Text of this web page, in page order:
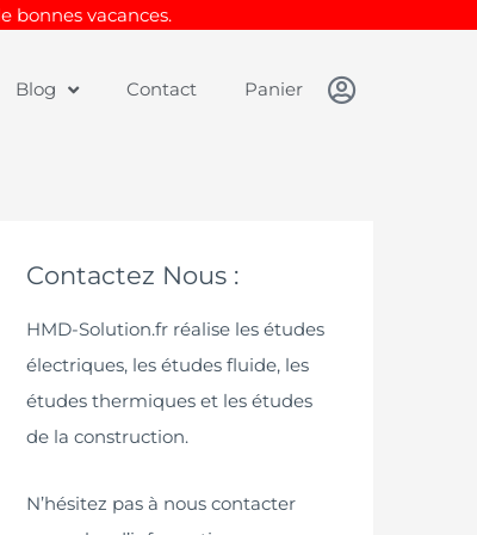
bonnes vacances.
Blog Contact Panier
Contactez Nous :
HMD-Solution.fr réalise les études
électriques, les études fluide, les
études thermiques et les études
de la construction.
N’hésitez pas à nous contacter